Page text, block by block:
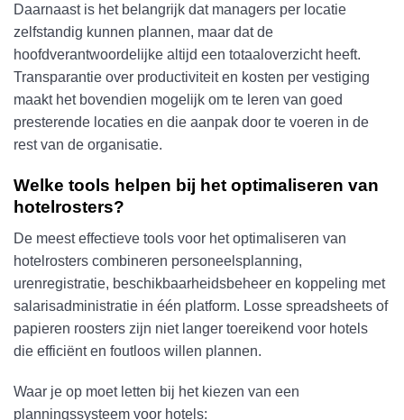
Daarnaast is het belangrijk dat managers per locatie
zelfstandig kunnen plannen, maar dat de
hoofdverantwoordelijke altijd een totaaloverzicht heeft.
Transparantie over productiviteit en kosten per vestiging
maakt het bovendien mogelijk om te leren van goed
presterende locaties en die aanpak door te voeren in de
rest van de organisatie.
Welke tools helpen bij het optimaliseren van
hotelrosters?
De meest effectieve tools voor het optimaliseren van
hotelrosters combineren personeelsplanning,
urenregistratie, beschikbaarheidsbeheer en koppeling met
salarisadministratie in één platform. Losse spreadsheets of
papieren roosters zijn niet langer toereikend voor hotels
die efficiënt en foutloos willen plannen.
Waar je op moet letten bij het kiezen van een
planningssysteem voor hotels: